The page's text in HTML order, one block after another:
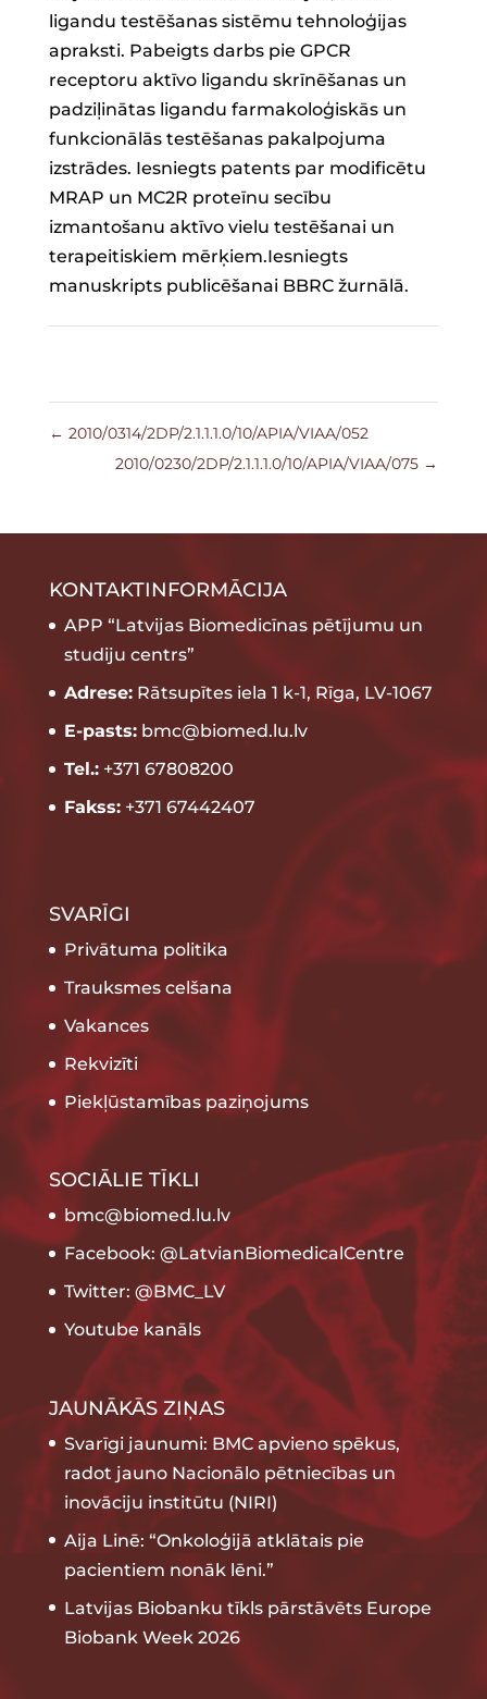
ligandu testēšanas sistēmu tehnoloģijas
apraksti. Pabeigts darbs pie GPCR
receptoru aktīvo ligandu skrīnēšanas un
padziļinātas ligandu farmakoloģiskās un
funkcionālās testēšanas pakalpojuma
izstrādes. Iesniegts patents par modificētu
MRAP un MC2R proteīnu secību
izmantošanu aktīvo vielu testēšanai un
terapeitiskiem mērķiem.Iesniegts
manuskripts publicēšanai BBRC žurnālā.
← 2010/0314/2DP/2.1.1.1.0/10/APIA/VIAA/052
2010/0230/2DP/2.1.1.1.0/10/APIA/VIAA/075 →
KONTAKTINFORMĀCIJA
APP “Latvijas Biomedicīnas pētījumu un
studiju centrs”
Adrese:Rātsupītes iela 1 k-1, Rīga, LV-1067
E-pasts:bmc@biomed.lu.lv
Tel.:+371 67808200
Fakss:+371 67442407
SVARĪGI
Privātuma politika
Trauksmes celšana
Vakances
Rekvizīti
Piekļūstamības paziņojums
SOCIĀLIE TĪKLI
bmc@biomed.lu.lv
Facebook: @LatvianBiomedicalCentre
Twitter: @BMC_LV
Youtube kanāls
JAUNĀKĀS ZIŅAS
Svarīgi jaunumi: BMC apvieno spēkus,
radot jauno Nacionālo pētniecības un
inovāciju institūtu (NIRI)
Aija Linē: “Onkoloģijā atklātais pie
pacientiem nonāk lēni.”
Latvijas Biobanku tīkls pārstāvēts Europe
Biobank Week 2026